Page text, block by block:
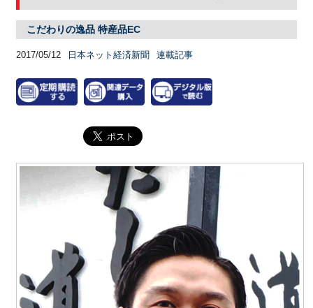
こだわりの逸品 特産品EC
2017/05/12 日本ネット経済新聞 連載記事